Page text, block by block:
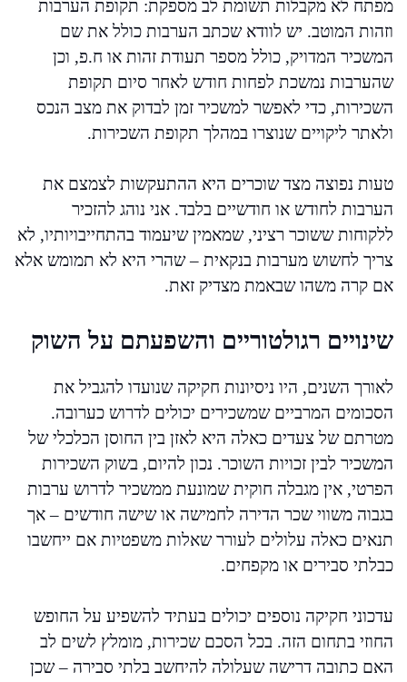
מפתח לא מקבלות תשומת לב מספקת: תקופת הערבות
וזהות המוטב. יש לוודא שכתב הערבות כולל את שם
המשכיר המדויק, כולל מספר תעודת זהות או ח.פ, וכן
שהערבות נמשכת לפחות חודש לאחר סיום תקופת
השכירות, כדי לאפשר למשכיר זמן לבדוק את מצב הנכס
ולאתר ליקויים שנוצרו במהלך תקופת השכירות.
טעות נפוצה מצד שוכרים היא ההתעקשות לצמצם את
הערבות לחודש או חודשיים בלבד. אני נוהג להזכיר
ללקוחות ששוכר רציני, שמאמין שיעמוד בהתחייבויותיו, לא
צריך לחשוש מערבות בנקאית – שהרי היא לא תמומש אלא
אם קרה משהו שבאמת מצדיק זאת.
שינויים רגולטוריים והשפעתם על השוק
לאורך השנים, היו ניסיונות חקיקה שנועדו להגביל את
הסכומים המרביים שמשכירים יכולים לדרוש כערובה.
מטרתם של צעדים כאלה היא לאזן בין החוסן הכלכלי של
המשכיר לבין זכויות השוכר. נכון להיום, בשוק השכירות
הפרטי, אין מגבלה חוקית שמונעת ממשכיר לדרוש ערבות
בגבוה משווי שכר הדירה לחמישה או שישה חודשים – אך
תנאים כאלה עלולים לעורר שאלות משפטיות אם ייחשבו
כבלתי סבירים או מקפחים.
עדכוני חקיקה נוספים יכולים בעתיד להשפיע על החופש
החוזי בתחום הזה. בכל הסכם שכירות, מומלץ לשים לב
האם כתובה דרישה שעלולה להיחשב בלתי סבירה – שכן